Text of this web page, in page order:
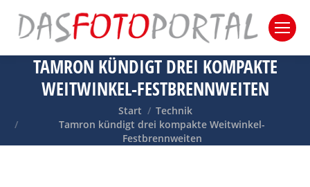
TAMRON KÜNDIGT DREI KOMPAKTE
WEITWINKEL-FESTBRENNWEITEN
Sie befinden sich hier:
Start
Technik
Tamron kündigt drei kompakte Weitwinkel-
Festbrennweiten